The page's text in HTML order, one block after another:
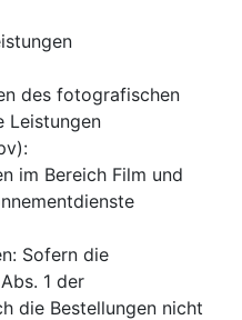
des fotografischen
Leistungen
):
im Bereich Film und
: Sofern die
1 der
die Bestellungen nicht